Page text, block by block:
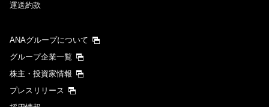
運送約款
ANAグループについて
グループ企業一覧
株主・投資家情報
プレスリリース